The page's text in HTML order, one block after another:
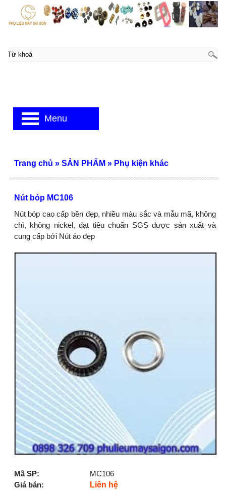
Nút bóp MC106
Nút bóp cao cấp bền đẹp, nhiều màu sắc và mẫu mã, không
chì, không nickel, đạt tiêu chuẩn SGS được sản xuất và
cung cấp bới Nút áo đẹp
Mã SP:
MC106
Giá bán:
Liên hệ
Trang chủ » SẢN PHẨM » Phụ kiện khác
Menu